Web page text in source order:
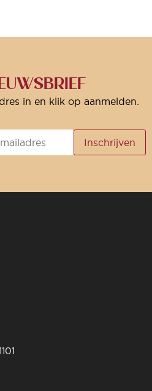
in en klik op aanmelden.